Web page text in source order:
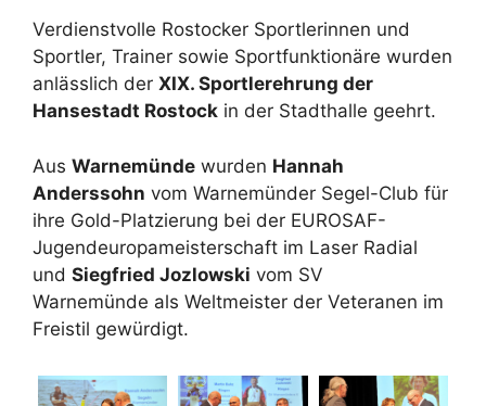
Verdienstvolle Rostocker Sportlerinnen und
Sportler, Trainer sowie Sportfunktionäre wurden
anlässlich der XIX. Sportlerehrung der
Hansestadt Rostock in der Stadthalle geehrt.
Aus Warnemünde wurden Hannah
Anderssohn vom Warnemünder Segel-Club für
ihre Gold-Platzierung bei der EUROSAF-
Jugendeuropameisterschaft im Laser Radial
und Siegfried Jozlowski vom SV
Warnemünde als Weltmeister der Veteranen im
Freistil gewürdigt.